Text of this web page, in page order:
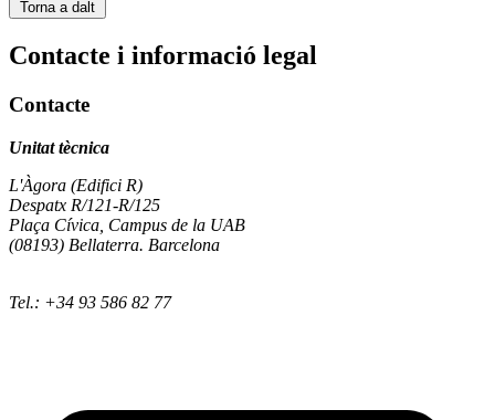
Torna a dalt
Contacte i informació legal
Contacte
Unitat tècnica
L'Àgora (Edifici R)
Despatx R/121-R/125
Plaça Cívica, Campus de la UAB
(08193) Bellaterra. Barcelona
Tel.: +34 93 586 82 77